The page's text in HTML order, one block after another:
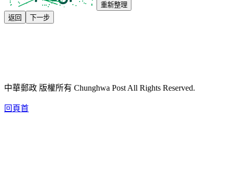
重新整理
返回
下一步
中華郵政 版權所有 Chunghwa Post All Rights Reserved.
回頁首